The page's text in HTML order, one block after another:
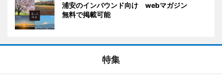
浦安のインバウンド向け webマガジン
無料で掲載可能
特集